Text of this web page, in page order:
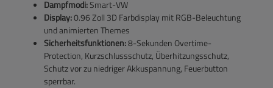
Dampfmodi:Smart-VW
Display:0.96 Zoll 3D Farbdisplay mit RGB-Beleuchtung
und animierten Themes
Sicherheitsfunktionen:8-Sekunden Overtime-
Protection, Kurzschlussschutz, Überhitzungsschutz,
Schutz vor zu niedriger Akkuspannung, Feuerbutton
sperrbar.